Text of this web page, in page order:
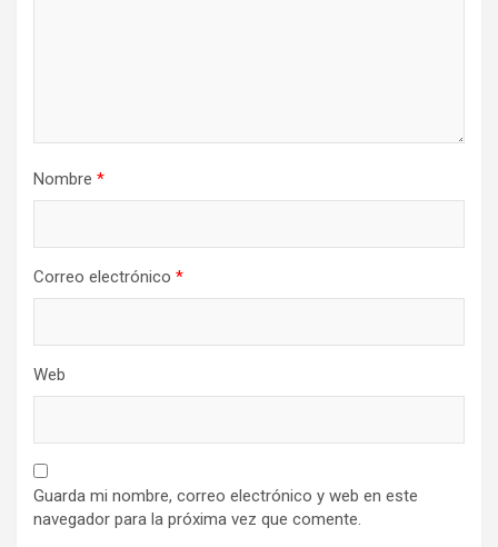
Nombre *
Correo electrónico *
Web
Guarda mi nombre, correo electrónico y web en este
navegador para la próxima vez que comente.